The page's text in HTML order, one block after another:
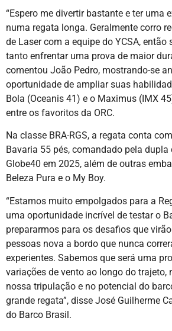
“Espero me divertir bastante e ter uma
numa regata longa. Geralmente corro
de Laser com a equipe do YCSA, então
tanto enfrentar uma prova de maior
comentou João Pedro, mostrando-se
oportunidade de ampliar suas
Bola (Oceanis 41) e o Maximus (IMX
entre os favoritos da ORC.
Na classe BRA-RGS, a regata conta
Bavaria 55 pés, comandado pela dupla
Globe40 em 2025, além de outras
Beleza Pura e o My Boy.
“Estamos muito empolgados para a
uma oportunidade incrível de testar o
prepararmos para os desafios que
pessoas nova a bordo que nunca
experientes. Sabemos que será uma
variações de vento ao longo do trajeto,
nossa tripulação e no potencial do
grande regata”, disse José Guilherme
do Barco Brasil.